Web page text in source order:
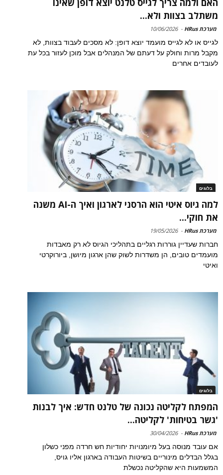
האם ולמה צריך לגייס טלנט יוצא דופן שאינו
משתלב בצוות ולא...
מערכת HRus -
10/06/2026
לגייס או לא לגייס מועמד יוצא דופן: לא מסכים לעבוד בצוות, לא
מקבל מרות וחולק על דעתם של המנהלים אבל מוכן לעזור בכל עת
לעובדים אחרים
בלוגים
למה גיוס איטי הוא הרסני לארגון ואיך ה-AI משנה
את חוקי...
מערכת HRus -
19/05/2026
חברות שעדיין גוררות רגליים בתהליכי הגיוס לא רק מאבדות
מועמדים טובים, הן משדרות לשוק שהן ארגון מיושן, ביורוקרטי
ואיטי
בלוגים
המפתח לקליטה נכונה של טלנט חדש: איך לבנות
'גשר בטיחות' לקליטה...
מערכת HRus -
30/04/2026
אם עובד מנוסה בעל מיומנויות יחודיות חש חרדה מפני כשלון
בגלל הבדלים מינוריים בשיטות העבודה בארגון אליו גויס,
המשמעות היא שהקליטה נכשלת